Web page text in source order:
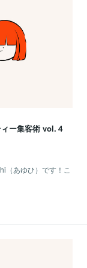
ー集客術 vol.４
（あゆひ）です！こ